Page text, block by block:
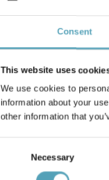
Consent
This website uses
We use cookies to
information about your
other information that
Necessary
Veke 25cm
25 kr